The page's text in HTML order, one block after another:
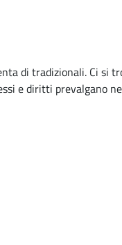
di tradizionali. Ci si
e diritti prevalgano